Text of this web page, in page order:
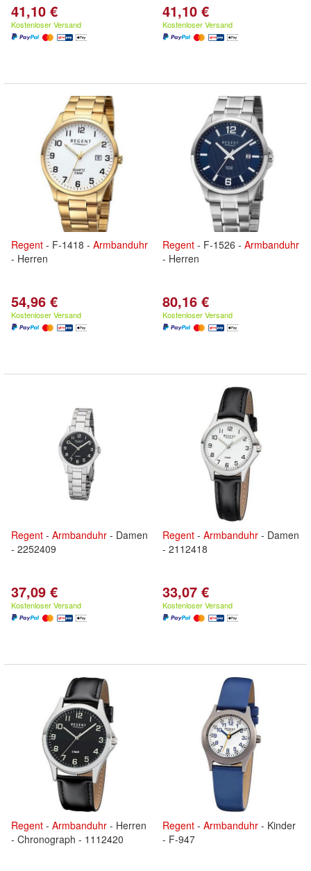
41,10 €
Kostenloser Versand
41,10 €
Kostenloser Versand
Regent - F-1418 - Armbanduhr
- Herren
54,96 €
Kostenloser Versand
Regent - F-1526 - Armbanduhr
- Herren
80,16 €
Kostenloser Versand
Regent - Armbanduhr - Damen
- 2252409
37,09 €
Kostenloser Versand
Regent - Armbanduhr - Damen
- 2112418
33,07 €
Kostenloser Versand
Regent - Armbanduhr - Herren
- Chronograph - 1112420
Regent - Armbanduhr - Kinder
- F-947